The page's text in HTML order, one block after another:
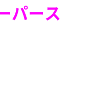
パース